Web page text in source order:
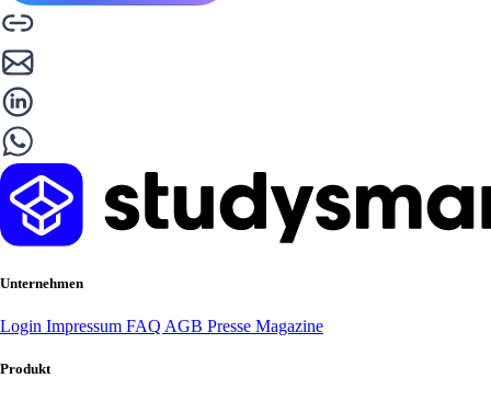
Unternehmen
Login Impressum FAQ AGB Presse Magazine
Produkt